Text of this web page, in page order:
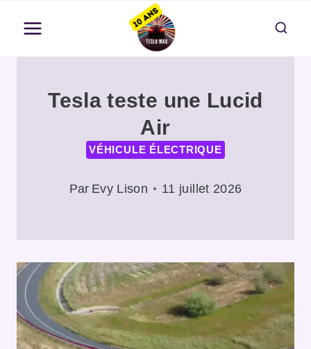
contenu
Tesla teste une Lucid
Air
VÉHICULE ÉLECTRIQUE
Par Evy Lison 11 juillet 2026